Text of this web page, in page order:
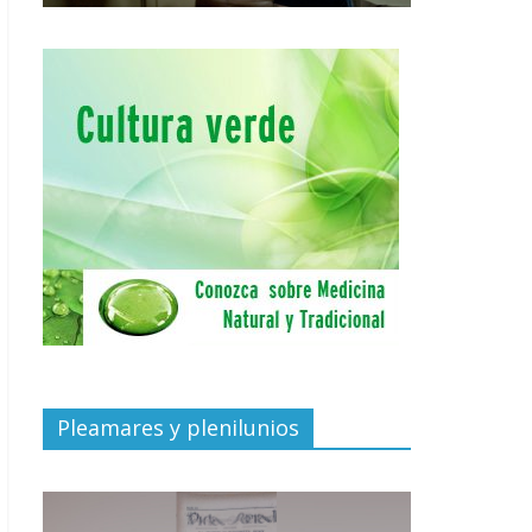
Pleamares y plenilunios